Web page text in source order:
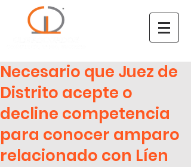
Necesario que Juez de
Distrito acepte o
decline competencia
para conocer amparo
relacionado con Líen